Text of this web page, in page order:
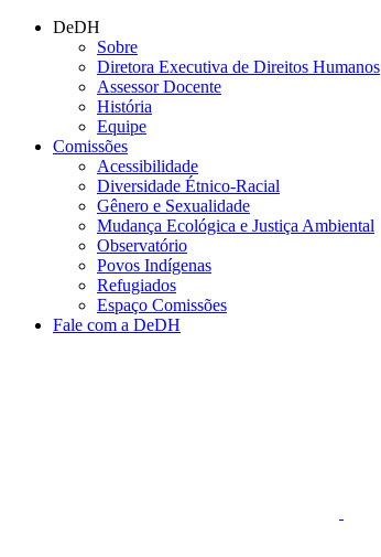
Conteúdo principal
DeDH
Sobre
Diretora Executiva de Direitos Humanos
Assessor Docente
História
Equipe
Comissões
Acessibilidade
Diversidade Étnico-Racial
Gênero e Sexualidade
Mudança Ecológica e Justiça Ambiental
Observatório
Povos Indígenas
Refugiados
Espaço Comissões
Fale com a DeDH